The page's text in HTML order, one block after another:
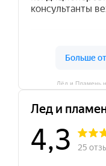
Лёд и Пламень